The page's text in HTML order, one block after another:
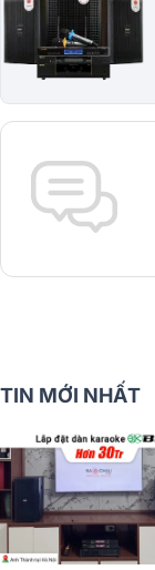
TIN MỚI NHẤT